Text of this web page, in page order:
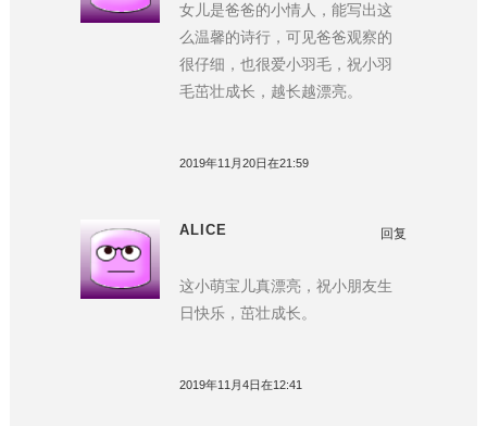
女儿是爸爸的小情人，能写出这
么温馨的诗行，可见爸爸观察的
很仔细，也很爱小羽毛，祝小羽
毛茁壮成长，越长越漂亮。
2019年11月20日在21:59
ALICE 回复
这小萌宝儿真漂亮，祝小朋友生
日快乐，茁壮成长。
2019年11月4日在12:41